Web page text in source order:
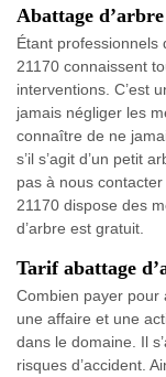
Abattage
Étant professionnels
21170 connaissent
interventions. C’est
jamais négliger les
connaître de ne
s’il s’agit d’un petit
pas à nous
21170 dispose des
d’arbre est gratuit.
Tarif abattage
Combien payer pour
une affaire et une
dans le domaine. Il
risques d’accident.